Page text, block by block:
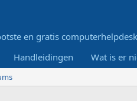
en gratis
Handleidingen Wat is er